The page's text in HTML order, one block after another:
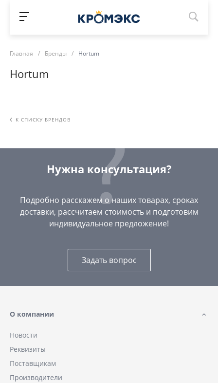
Главная / Бренды / Hortum
Hortum
К СПИСКУ БРЕНДОВ
Нужна консультация?
Подробно расскажем о наших товарах, сроках
доставки, рассчитаем стоимость и подготовим
индивидуальное предложение!
Задать вопрос
О компании
Новости
Реквизиты
Поставщикам
Производители